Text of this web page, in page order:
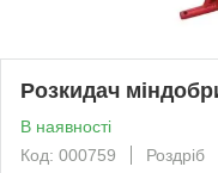
Розкидач
В наявності
Код: 000759
Роздріб